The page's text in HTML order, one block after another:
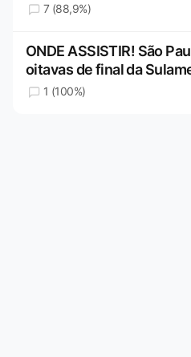
7 (88,9%)
ONDE ASSISTIR! São
oitavas de final da
1 (100%)